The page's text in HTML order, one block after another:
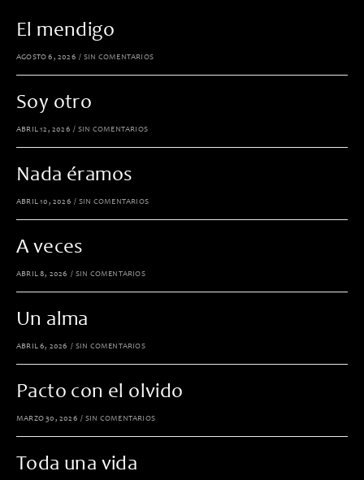
El mendigo
AGOSTO 6, 2026 / SIN COMENTARIOS
Soy otro
ABRIL 12, 2026 / SIN COMENTARIOS
Nada éramos
ABRIL 10, 2026 / SIN COMENTARIOS
A veces
ABRIL 8, 2026 / SIN COMENTARIOS
Un alma
ABRIL 6, 2026 / SIN COMENTARIOS
Pacto con el olvido
MARZO 30, 2026 / SIN COMENTARIOS
Toda una vida